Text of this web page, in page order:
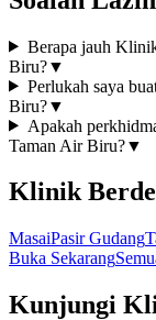
Berapa jauh
Biru?▼
Perlukah saya
Biru?▼
Apakah
Taman Air Biru?▼
Klinik
MasaiPasir Gudang
Buka Sekarang
Kunjungi